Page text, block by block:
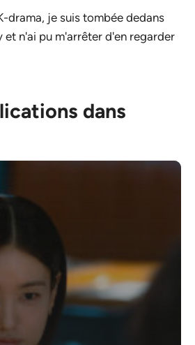
drama, je suis tombée dedans
et n'ai pu m'arrêter d'en regarder
dans